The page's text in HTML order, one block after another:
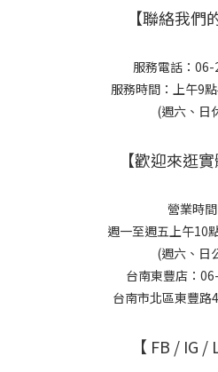
【聯絡我們
服務電話：
服務時間：上午9
(週六、日
【歡迎來逛實
營業時間
週一至週五上午10
(週六、日
台南東豐店：
台南市北區東豐路
【 FB / IG /